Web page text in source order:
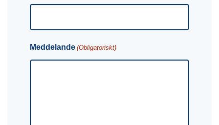
Meddelande (Obligatoriskt)